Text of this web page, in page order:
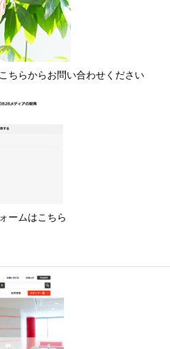
ちらからお問い合わせください
ームはこちら